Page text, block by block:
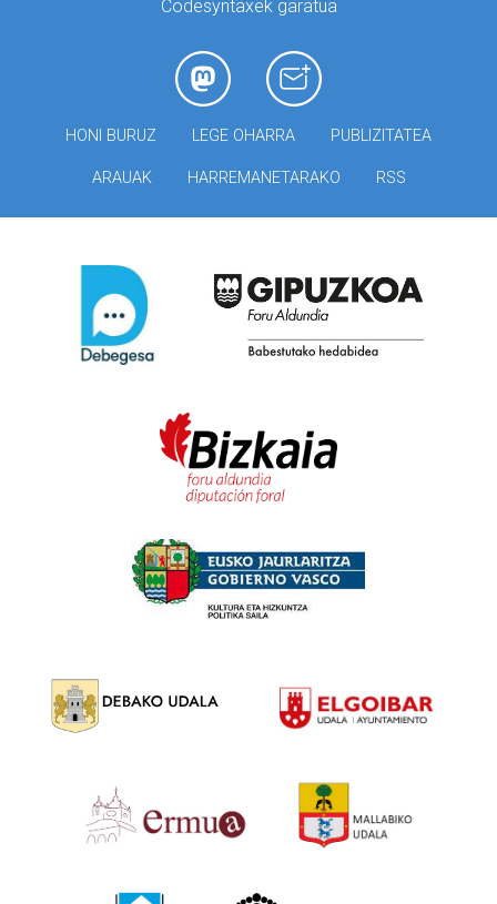
Codesyntaxek garatua
HONI BURUZ LEGE OHARRA PUBLIZITATEA
ARAUAK HARREMANETARAKO RSS